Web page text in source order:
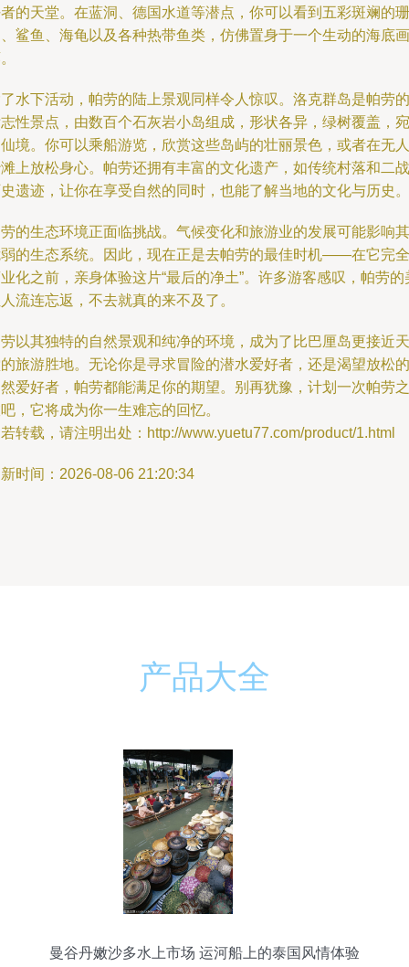
的天堂。在蓝洞、德国水道等潜点，你可以看到五彩斑斓的珊
鲨鱼、海龟以及各种热带鱼类，仿佛置身于一个生动的海底画
水下活动，帕劳的陆上景观同样令人惊叹。洛克群岛是帕劳的
性景点，由数百个石灰岩小岛组成，形状各异，绿树覆盖，宛
境。你可以乘船游览，欣赏这些岛屿的壮丽景色，或者在无人
上放松身心。帕劳还拥有丰富的文化遗产，如传统村落和二战
遗迹，让你在享受自然的同时，也能了解当地的文化与历史。
的生态环境正面临挑战。气候变化和旅游业的发展可能影响其
的生态系统。因此，现在正是去帕劳的最佳时机——在它完全
化之前，亲身体验这片“最后的净土”。许多游客感叹，帕劳的
流连忘返，不去就真的来不及了。
以其独特的自然景观和纯净的环境，成为了比巴厘岛更接近天
旅游胜地。无论你是寻求冒险的潜水爱好者，还是渴望放松的
爱好者，帕劳都能满足你的期望。别再犹豫，计划一次帕劳之
，它将成为你一生难忘的回忆。
转载，请注明出处：http://www.yuetu77.com/product/1.html
时间：2026-08-06 21:20:34
产品大全
曼谷丹嫩沙多水上市场 运河船上的泰国风情体验